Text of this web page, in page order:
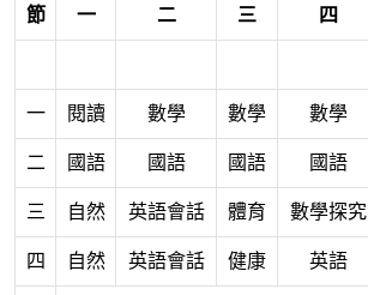
節 一 二 三 四
一 閱讀 數學 數學 數學
二 國語 國語 國語 國語
三 自然 英語會話 體育 數學探究
四 自然 英語會話 健康 英語